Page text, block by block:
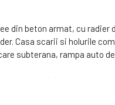
din beton armat, cu radier
Casa scarii si holurile
subterana, rampa auto
de contorizare